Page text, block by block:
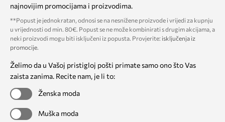
najnovijim promocijama i proizvodima.
**Popust je jednokratan, odnosi se na nesnižene proizvode i vrijedi za kupnju
u vrijednosti od min. 80€. Popust se ne može kombinirati s drugim akcijama, a
neki proizvodi mogu biti isključeni iz popusta. Provjerite: isključenja iz
promocije.
Želimo da u Vašoj pristigloj pošti primate samo ono što Vas
zaista zanima. Recite nam, je li to:
Ženska moda
Muška moda